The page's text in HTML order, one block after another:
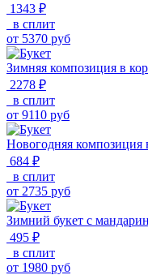
1343 ₽
в сплит
от 5370 руб
Зимняя композиция в
2278 ₽
в сплит
от 9110 руб
Новогодняя композиция
684 ₽
в сплит
от 2735 руб
Зимний букет с
495 ₽
в сплит
от 1980 руб